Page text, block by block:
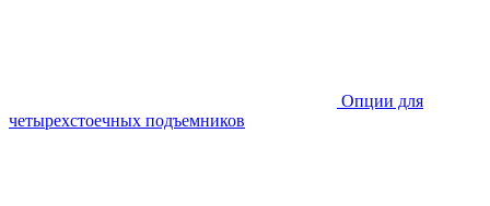
Опции для
четырехстоечных подъемников